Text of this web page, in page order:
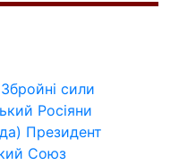
Збройні сили
Росіяни
Президент
Союз